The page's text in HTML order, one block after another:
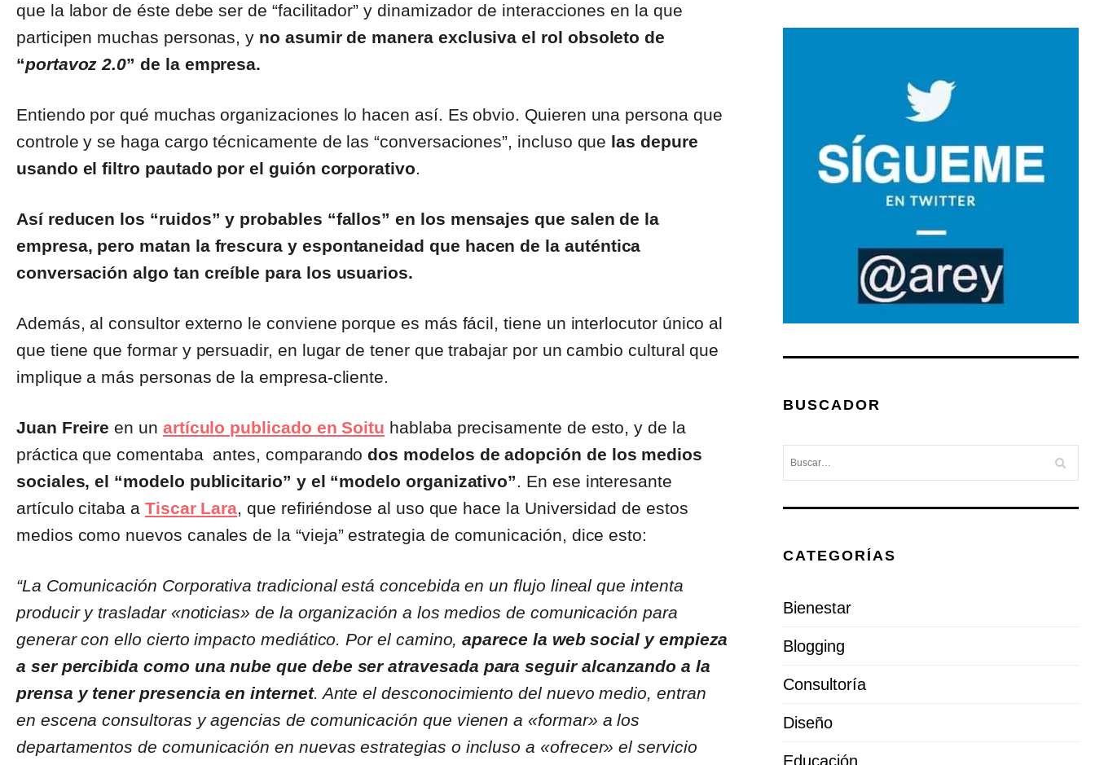
que la labor de éste debe ser de “facilitador” y dinamizador de interacciones en la que
participen muchas personas, y no asumir de manera exclusiva el rol obsoleto de
“portavoz 2.0” de la empresa.
Entiendo por qué muchas organizaciones lo hacen así. Es obvio. Quieren una persona que
controle y se haga cargo técnicamente de las “conversaciones”, incluso que las depure
usando el filtro pautado por el guión corporativo.
Así reducen los “ruidos” y probables “fallos” en los mensajes que salen de la
empresa, pero matan la frescura y espontaneidad que hacen de la auténtica
conversación algo tan creíble para los usuarios.
Además, al consultor externo le conviene porque es más fácil, tiene un interlocutor único al
que tiene que formar y persuadir, en lugar de tener que trabajar por un cambio cultural que
implique a más personas de la empresa-cliente.
Juan Freire en un artículo publicado en Soitu hablaba precisamente de esto, y de la
práctica que comentaba antes, comparandodos modelos de adopción de los medios
sociales, el “modelo publicitario” y el “modelo organizativo”. En ese interesante
artículo citaba a Tiscar Lara, que refiriéndose al uso que hace la Universidad de estos
medios como nuevos canales de la “vieja” estrategia de comunicación, dice esto:
“La Comunicación Corporativa tradicional está concebida en un flujo lineal que intenta
producir y trasladar «noticias» de la organización a los medios de comunicación para
generar con ello cierto impacto mediático. Por el camino,aparece la web social y empieza
a ser percibida como una nube que debe ser atravesada para seguir alcanzando a la
prensa y tener presencia en internet. Ante el desconocimiento del nuevo medio, entran
en escena consultoras y agencias de comunicación que vienen a «formar» a los
departamentos de comunicación en nuevas estrategias o incluso a «ofrecer» el servicio
BUSCADOR
CATEGORÍAS
Bienestar
Blogging
Consultoría
Diseño
Educación